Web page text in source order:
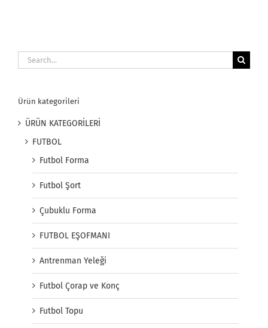
Search
for:
Ürün kategorileri
ÜRÜN KATEGORİLERİ
FUTBOL
Futbol Forma
Futbol Şort
Çubuklu Forma
FUTBOL EŞOFMANI
Antrenman Yeleği
Futbol Çorap ve Konç
Futbol Topu